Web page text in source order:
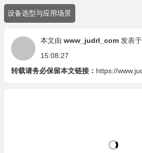
设备选型与应用场景
本文由 www_judrl_com 发表
15:08:27
转载请务必保留本文链接： https://